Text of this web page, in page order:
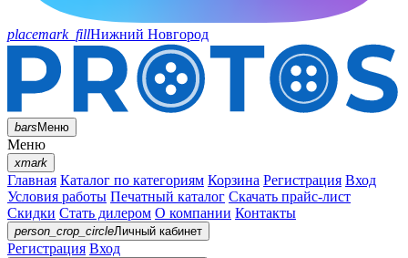
placemark_fillНижний Новгород
barsМеню
Меню
xmark
Главная Каталог по категориям Корзина Регистрация Вход
Условия работы Печатный каталог Скачать прайс-лист
Скидки Стать дилером О компании Контакты
person_crop_circleЛичный кабинет
Регистрация Вход